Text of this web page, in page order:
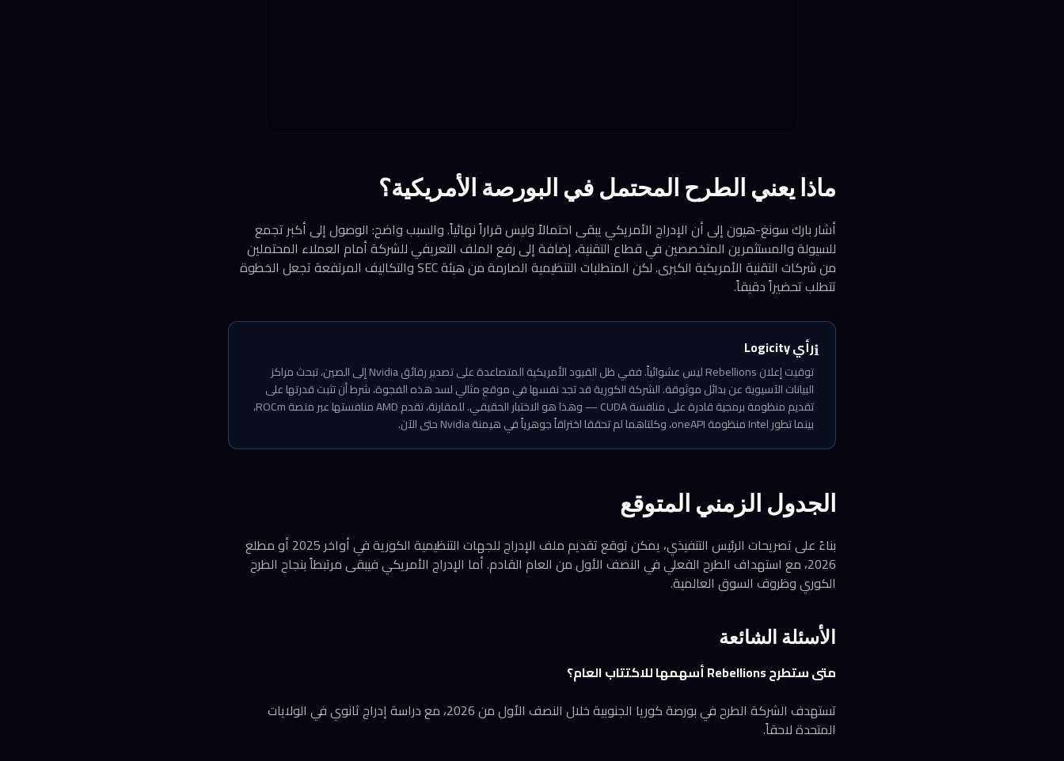
ماذا يعني الطرح المحتمل في البورصة الأمريكية؟
أشار بارك سونغ-هيون إلى أن الإدراج الأمريكي يبقى احتمالاً وليس قراراً نهائياً. والسبب واضح: الوصول إلى أكبر تجمع
للسيولة والمستثمرين المتخصصين في قطاع التقنية، إضافة إلى رفع الملف التعريفي للشركة أمام العملاء المحتملين
من شركات التقنية الأمريكية الكبرى. لكن المتطلبات التنظيمية الصارمة من هيئة SEC والتكاليف المرتفعة تجعل الخطوة
تتطلب تحضيراً دقيقاً.
ℹ️رأي Logicity
توقيت إعلان Rebellions ليس عشوائياً. ففي ظل القيود الأمريكية المتصاعدة على تصدير رقائق Nvidia إلى الصين، تبحث مراكز
البيانات الآسيوية عن بدائل موثوقة. الشركة الكورية قد تجد نفسها في موقع مثالي لسد هذه الفجوة، شرط أن تثبت قدرتها على
تقديم منظومة برمجية قادرة على منافسة CUDA — وهذا هو الاختبار الحقيقي. للمقارنة، تقدم AMD منافستها عبر منصة ROCm،
بينما تطور Intel منظومة oneAPI، وكلتاهما لم تحققا اختراقاً جوهرياً في هيمنة Nvidia حتى الآن.
الجدول الزمني المتوقع
بناءً على تصريحات الرئيس التنفيذي، يمكن توقع تقديم ملف الإدراج للجهات التنظيمية الكورية في أواخر 2025 أو مطلع
2026، مع استهداف الطرح الفعلي في النصف الأول من العام القادم. أما الإدراج الأمريكي فيبقى مرتبطاً بنجاح الطرح
الكوري وظروف السوق العالمية.
الأسئلة الشائعة
متى ستطرح Rebellions أسهمها للاكتتاب العام؟
تستهدف الشركة الطرح في بورصة كوريا الجنوبية خلال النصف الأول من 2026، مع دراسة إدراج ثانوي في الولايات
المتحدة لاحقاً.